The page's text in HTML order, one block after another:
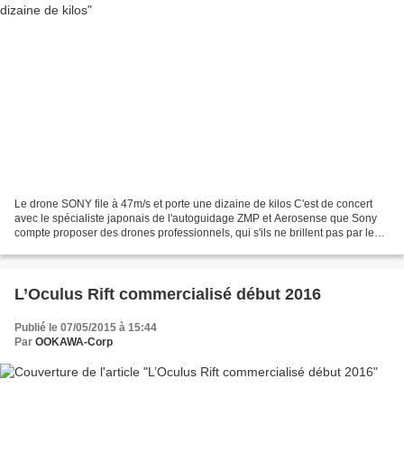
Le drone SONY file à 47m/s et porte une dizaine de kilos C'est de concert
avec le spécialiste japonais de l'autoguidage ZMP et Aerosense que Sony
compte proposer des drones professionnels, qui s'ils ne brillent pas par leur
L’Oculus Rift commercialisé début 2016
Publié le 07/05/2015 à 15:44
Par OOKAWA-Corp